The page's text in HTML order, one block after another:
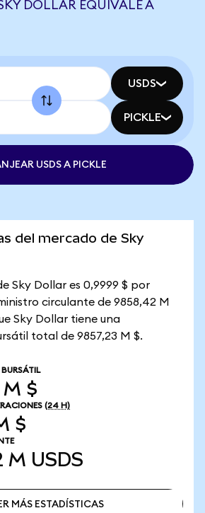
DOLLAR EQUIVALE A
USDS
PICKLE
USDS A PICKLE
del mercado de Sky
Sky Dollar es 0,9999 $ por
circulante de 9858,42 M
Sky Dollar tiene una
total de 9857,23 M $.
$
(24 H)
$
M USDS
MÁS ESTADÍSTICAS